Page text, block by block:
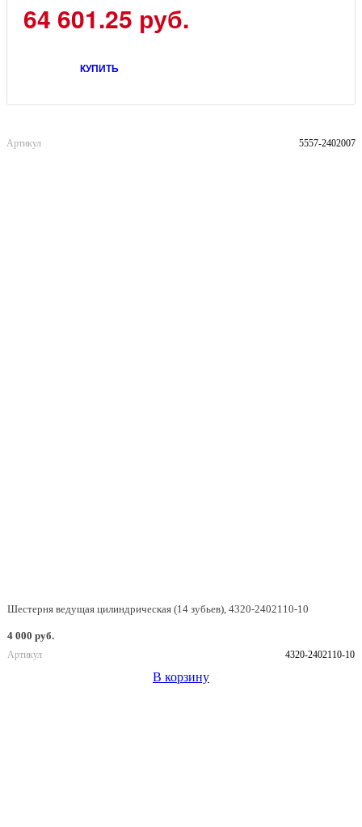
64 601.25 руб.
КУПИТЬ
Артикул 5557-2402007
Шестерня ведущая цилиндрическая (14 зубьев), 4320-2402110-10
4 000 руб.
Артикул 4320-2402110-10
В корзину